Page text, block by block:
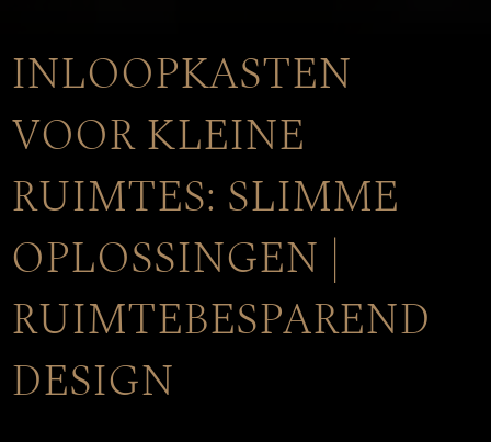
INLOOPKASTEN
VOOR KLEINE
RUIMTES: SLIMME
OPLOSSINGEN |
RUIMTEBESPAREND
DESIGN